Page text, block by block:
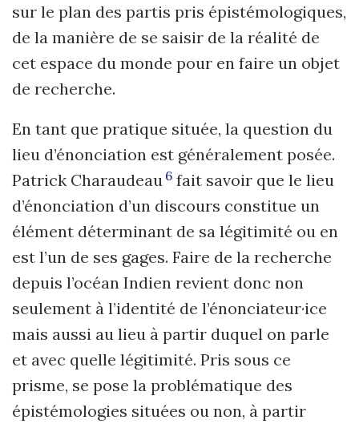
sur le plan des partis pris épistémologiques,
de la manière de se saisir de la réalité de
cet espace du monde pour en faire un objet
de recherche.
En tant que pratique située, la question du
lieu d’énonciation est généralement posée.
Patrick Charaudeau 6 fait savoir que le lieu
d’énonciation d’un discours constitue un
élément déterminant de sa légitimité ou en
est l’un de ses gages. Faire de la recherche
depuis l’océan Indien revient donc non
seulement à l’identité de l’énonciateur·ice
mais aussi au lieu à partir duquel on parle
et avec quelle légitimité. Pris sous ce
prisme, se pose la problématique des
épistémologies situées ou non, à partir